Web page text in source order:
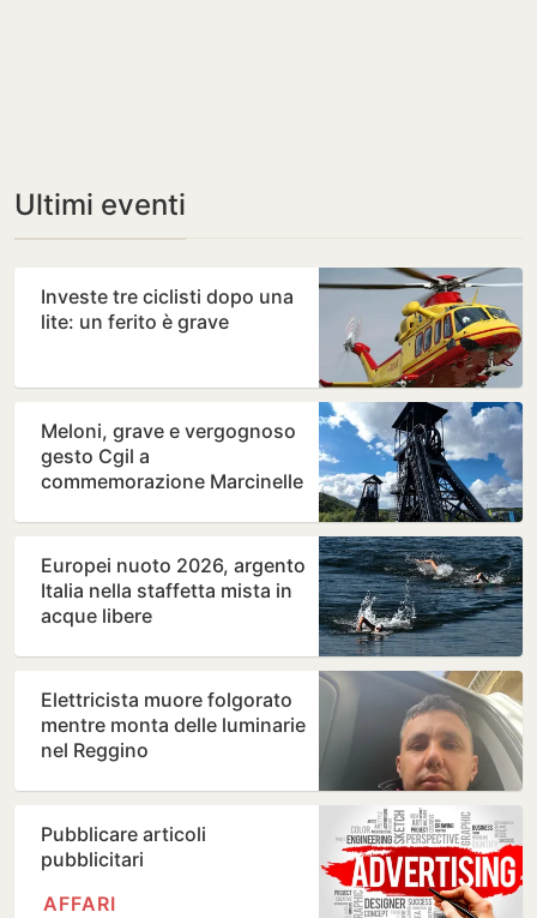
Ultimi eventi
Investe tre ciclisti dopo una
lite: un ferito è grave
Meloni, grave e vergognoso
gesto Cgil a
commemorazione Marcinelle
Europei nuoto 2026, argento
Italia nella staffetta mista in
acque libere
Elettricista muore folgorato
mentre monta delle luminarie
nel Reggino
Pubblicare articoli
pubblicitari
AFFARI